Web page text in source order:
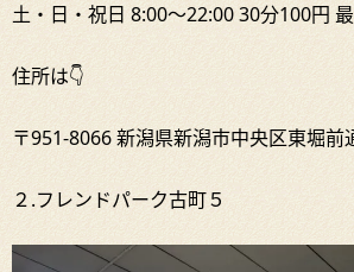
土・日・祝日 8:00～22:00 30分100円
住所は👇
〒951-8066 新潟県新潟市中央区東堀前
２.フレンドパーク古町５